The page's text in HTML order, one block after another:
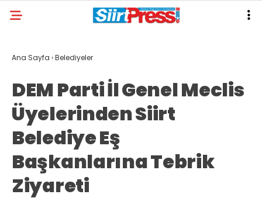
Ana Sayfa ›Belediyeler
DEM Parti İl Genel Meclis
Üyelerinden Siirt
Belediye Eş
Başkanlarına Tebrik
Ziyareti